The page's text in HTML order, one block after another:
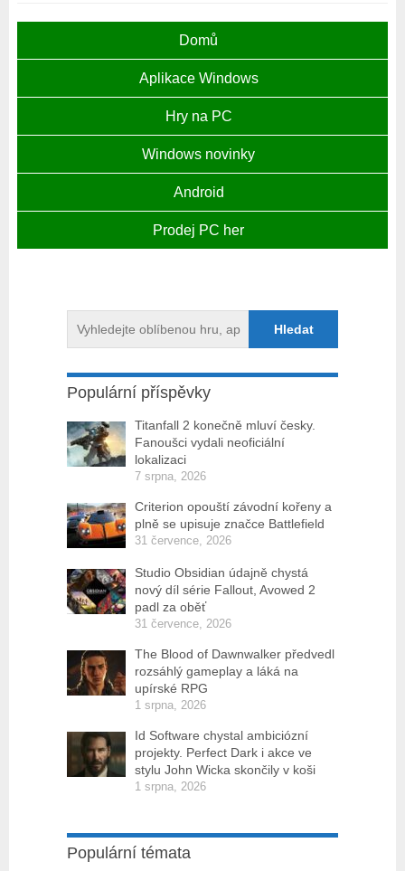
Domů
Aplikace Windows
Hry na PC
Windows novinky
Android
Prodej PC her
Populární příspěvky
Titanfall 2 konečně mluví česky.
Fanoušci vydali neoficiální
lokalizaci
7 srpna, 2026
Criterion opouští závodní kořeny a
plně se upisuje značce Battlefield
31 července, 2026
Studio Obsidian údajně chystá
nový díl série Fallout, Avowed 2
padl za oběť
31 července, 2026
The Blood of Dawnwalker předvedl
rozsáhlý gameplay a láká na
upírské RPG
1 srpna, 2026
Id Software chystal ambiciózní
projekty. Perfect Dark i akce ve
stylu John Wicka skončily v koši
1 srpna, 2026
Populární témata